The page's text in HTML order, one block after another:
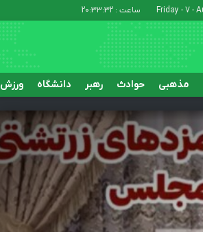
ساعت : 20:33:33
مذهبی حوادث رهبر دانشگاه ورزش